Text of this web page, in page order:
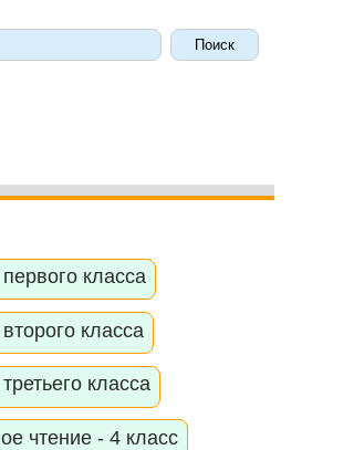
класса
класса
класса
чтение - 4 класс